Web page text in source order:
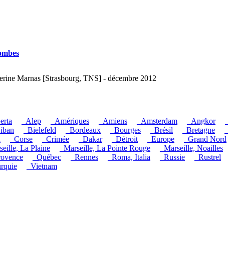
Marnas [Strasbourg, TNS] - décembre 2012
_Alep _Amériques _Amiens _Amsterdam _Angkor
_Bielefeld _Bordeaux _Bourges _Brésil _Bretagne
_Corse _Crimée _Dakar _Détroit _Europe _Grand Nord
La Plaine _Marseille, La Pointe Rouge _Marseille, Noailles
_Québec _Rennes _Roma, Italia _Russie _Rustrel
_Vietnam